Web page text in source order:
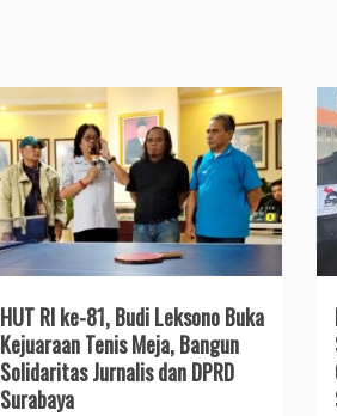
HUT RI ke-81, Budi Leksono Buka
Kejuaraan Tenis Meja, Bangun
Solidaritas Jurnalis dan DPRD
Surabaya